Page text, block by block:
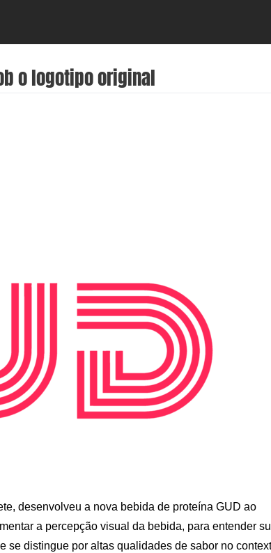
o logotipo original
desenvolveu a nova bebida de proteína GUD ao
a percepção visual da bebida, para entender
se distingue por altas qualidades de sabor no